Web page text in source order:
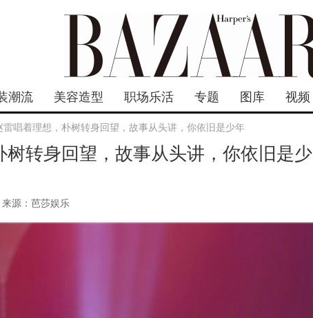
潮流 美容造型 职场乐活 专题 图库 视频
雷唱着理想，朴树转身回望，故事从头讲，你依旧是少年
树转身回望，故事从头讲，你依旧是少
来源：芭莎娱乐